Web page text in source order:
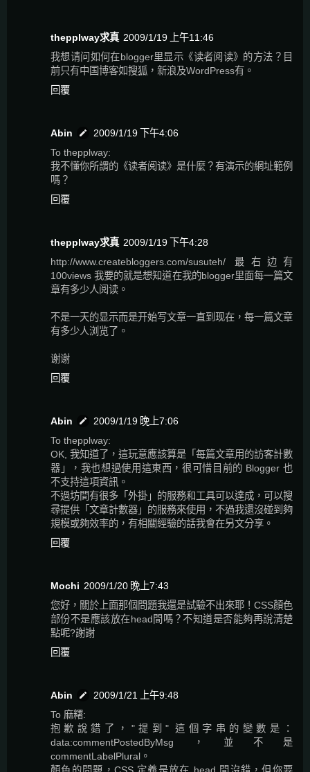
thepplway求真 2009/1/19 上午11:46
我想请问如何在blogger里显示《读者阅读》的方法？目
前只有中国博客如搜狐，新浪及WordPress有。
回覆
Abin
2009/1/19 下午4:06
To thepplway:
我不懂你所謂的《读者阅读》是什麼？有演示的網址範例
嗎？
回覆
thepplway求真 2009/1/19 下午4:28
http://www.createbloggers.com/susuteh/ 最右边有
100views 我要的就是想知道在我的blogger里面每一篇文
章有多少人阅读。
不是一天的显示而是开始写文章一直到现在，每一篇文章
有多少人浏览了。
谢谢
回覆
Abin
2009/1/19 晚上7:06
To thepplway:
OK, 我知道了，這玩意應該算是「每篇文章用的訪客計數
器」，我也想過使用這東西，很可惜目前的 Blogger 也
不支持這項資訊。
不過坊間有很多「外掛」的服務和工具可以達成，可以搜
尋提供「文章計數器」的服務來使用，不過我還沒碰到夠
規模或夠效率的，有相關經驗的話我會在另文分享。
回覆
Mochi 2009/1/20 晚上7:43
您好，關於上面那個問題我還是試驗不出來耶！CSS顏色
部份不是應該放在head間嗎？不知道是否能夠再說清楚
點呢?謝謝
回覆
Abin
2009/1/21 上午9:48
To 麻糬:
抱歉說錯了，"提到" 這個字串的變數是：
data:commentPostedByMsg，並不是
commentLabelPlural。
顏色的問題，CSS 定義是放在 head 間沒錯，但你要